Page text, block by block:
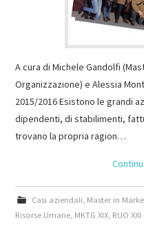
A cura di Michele Gandolfi
Organizzazione) e Alessia
2015/2016 Esistono le grandi
dipendenti, di stabilimenti,
trovano la propria ragion…
Casi aziendali Master in
Risorse Umane MKTG XIX RUO XXI